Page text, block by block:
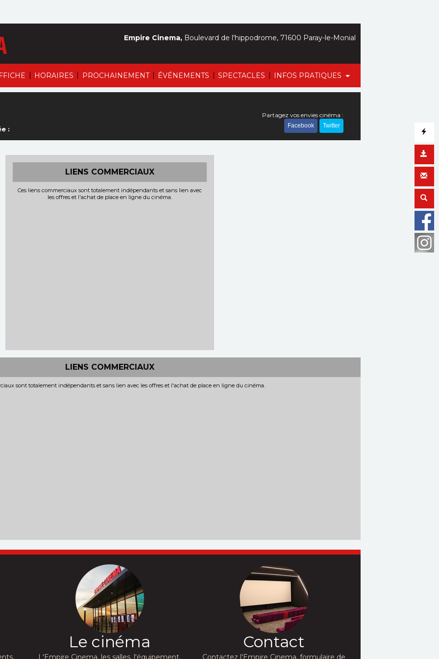
| HORAIRES | PROCHAINEMENT | ÉVÉNEMENTS | SPECTACLES | INFOS PRATIQUES
Empire Cinema, Boulevard de l'hippodrome, 71600 Paray-le-Monial
:
Partagez vos envies cinéma :
Facebook Twitter
LIENS COMMERCIAUX
Ces liens commerciaux sont totalement indépendants et sans lien avec
les offres et l'achat de place en ligne du cinéma.
LIENS COMMERCIAUX
sont totalement indépendants et sans lien avec les offres et l'achat de place en ligne du cinéma.
Le cinéma
L'Empire Cinema, les salles, l'équipement,
Contact
Contactez l'Empire Cinema, formulaire de